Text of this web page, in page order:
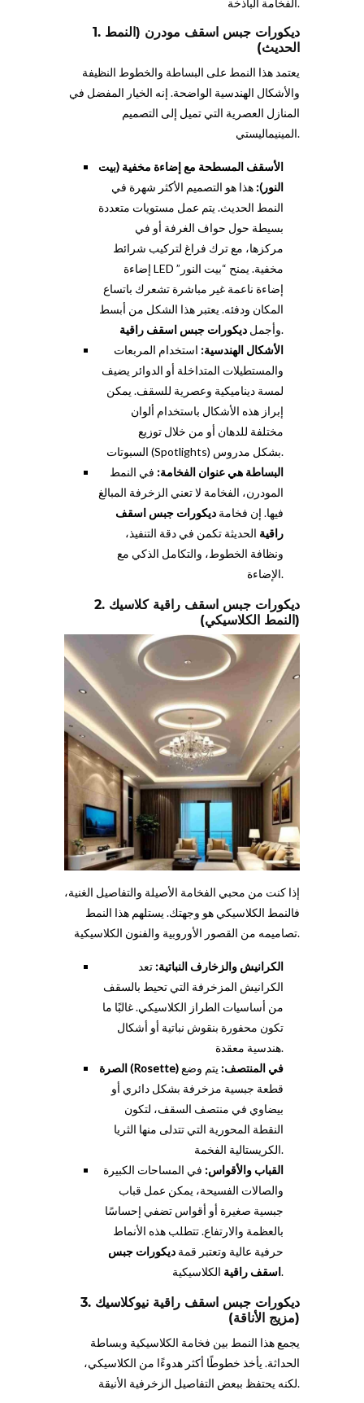
الفخامة الباذخة.
1. ديكورات جبس اسقف مودرن (النمط
الحديث)
يعتمد هذا النمط على البساطة والخطوط النظيفة
والأشكال الهندسية الواضحة. إنه الخيار المفضل في
المنازل العصرية التي تميل إلى التصميم
المينيماليستي.
الأسقف المسطحة مع إضاءة مخفية (بيت
النور): هذا هو التصميم الأكثر شهرة في
النمط الحديث. يتم عمل مستويات متعددة
بسيطة حول حواف الغرفة أو في
مركزها، مع ترك فراغ لتركيب شرائط
إضاءة LED مخفية. يمنح “بيت النور”
إضاءة ناعمة غير مباشرة تشعرك باتساع
المكان ودفئه. يعتبر هذا الشكل من أبسط
وأجمل ديكورات جبس اسقف راقية
.
الأشكال الهندسية: استخدام المربعات
والمستطيلات المتداخلة أو الدوائر يضيف
لمسة ديناميكية وعصرية للسقف. يمكن
إبراز هذه الأشكال باستخدام ألوان
مختلفة للدهان أو من خلال توزيع
السبوتات (Spotlights) بشكل مدروس.
البساطة هي عنوان الفخامة: في النمط
المودرن، الفخامة لا تعني الزخرفة المبالغ
فيها. إن فخامة ديكورات جبس اسقف
راقية الحديثة تكمن في دقة التنفيذ،
ونظافة الخطوط، والتكامل الذكي مع
الإضاءة.
2. ديكورات جبس اسقف راقية كلاسيك
(النمط الكلاسيكي)
إذا كنت من محبي الفخامة الأصيلة والتفاصيل الغنية،
فالنمط الكلاسيكي هو وجهتك. يستلهم هذا النمط
تصاميمه من القصور الأوروبية والفنون الكلاسيكية.
الكرانيش والزخارف النباتية: تعد
الكرانيش المزخرفة التي تحيط بالسقف
من أساسيات الطراز الكلاسيكي. غالبًا ما
تكون محفورة بنقوش نباتية أو أشكال
هندسية معقدة.
الصرة (Rosette) في المنتصف: يتم وضع
قطعة جبسية مزخرفة بشكل دائري أو
بيضاوي في منتصف السقف، لتكون
النقطة المحورية التي تتدلى منها الثريا
الكريستالية الفخمة.
القباب والأقواس: في المساحات الكبيرة
والصالات الفسيحة، يمكن عمل قباب
جبسية صغيرة أو أقواس تضفي إحساسًا
بالعظمة والارتفاع. تتطلب هذه الأنماط
حرفية عالية وتعتبر قمة ديكورات جبس
اسقف راقيةالكلاسيكية.
3. ديكورات جبس اسقف راقية نيوكلاسيك
(مزيج الأناقة)
يجمع هذا النمط بين فخامة الكلاسيكية وبساطة
الحداثة. يأخذ خطوطًا أكثر هدوءًا من الكلاسيكي،
لكنه يحتفظ ببعض التفاصيل الزخرفية الأنيقة.